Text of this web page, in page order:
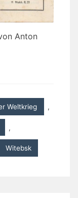
Anton
Weltkrieg ,
,
Witebsk